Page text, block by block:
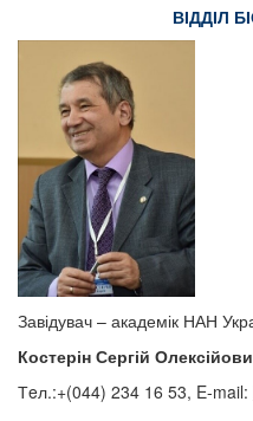
ВІДДІЛ
Завідувач – академік НАН
Костерін Сергій
Тeл.:+(044) 234 16 53, E-mail: